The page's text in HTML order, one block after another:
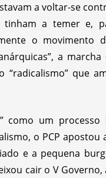
a voltar-se
a temer e,
o movimento
a
“radicalismo” que
como um
o PCP
e a pequena
cair o V